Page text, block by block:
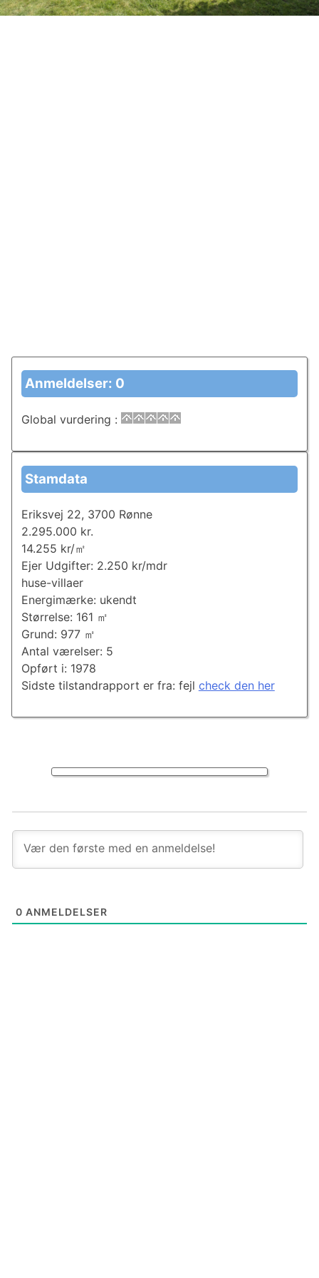
0 ANMELDELSER
Anmeldelser: 0
Global vurdering :
Stamdata
Eriksvej 22, 3700 Rønne
2.295.000 kr.
14.255 kr/㎡
Ejer Udgifter: 2.250 kr/mdr
huse-villaer
Energimærke: ukendt
Størrelse: 161 ㎡
Grund: 977 ㎡
Antal værelser: 5
Opført i: 1978
Sidste tilstandrapport er fra: fejl check den her